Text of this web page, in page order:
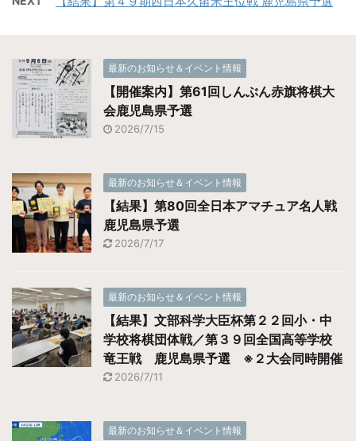
最新のお知らせ＆イベント情報
【開催案内】第61回しんぶん赤旗将棋大
会鹿児島県予選
2026/7/15
最新のお知らせ＆イベント情報
【結果】第80回全日本アマチュア名人戦
鹿児島県予選
2026/7/17
最新のお知らせ＆イベント情報
【結果】文部科学大臣杯第２２回小・中
学校将棋団体戦／第３９回全国高等学校
竜王戦 鹿児島県予選 ※２大会同時開催
2026/7/11
最新のお知らせ＆イベント情報